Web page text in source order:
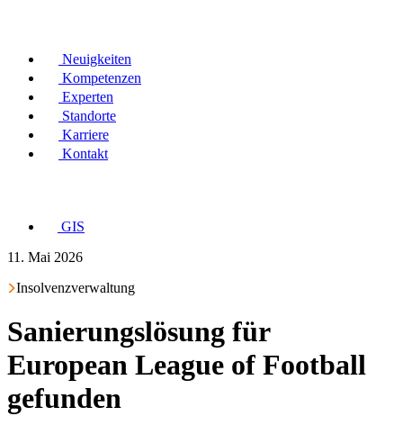
Neuigkeiten
Kompetenzen
Experten
Standorte
Karriere
Kontakt
GIS
11. Mai 2026
Insolvenzverwaltung
Sanierungslösung für
European League of Football
gefunden